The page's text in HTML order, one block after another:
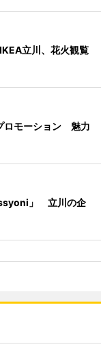
立川、花火観覧
ロモーション 魅力
」 立川の企